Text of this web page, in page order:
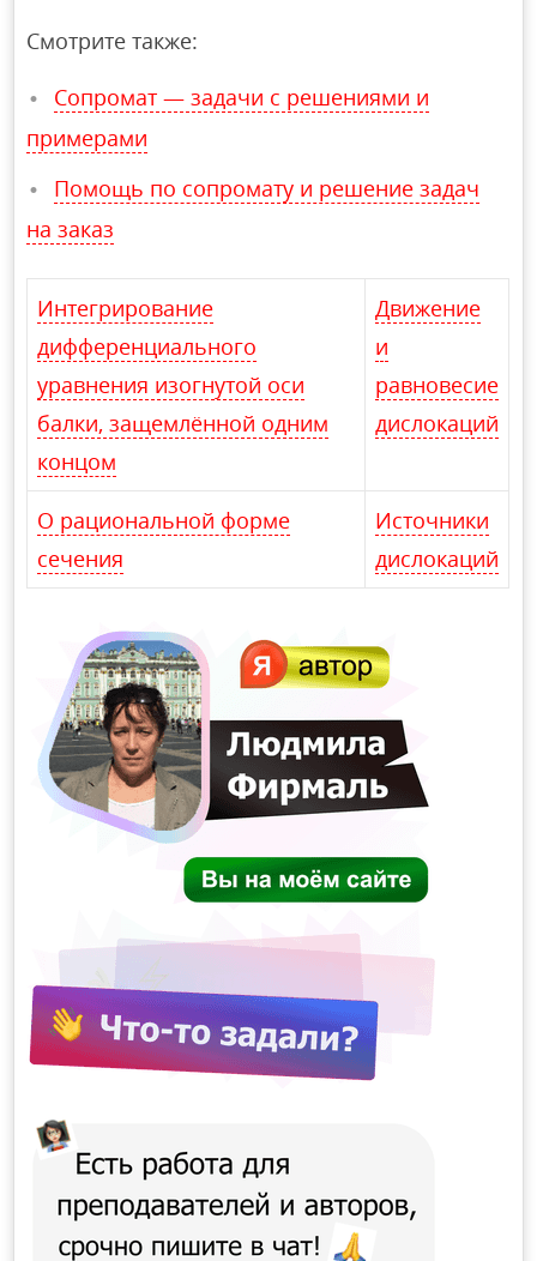
Смотрите также:
Сопромат — задачи с решениями и
примерами
Помощь по сопромату и решение задач
на заказ
Интегрирование
дифференциального
уравнения изогнутой оси
балки, защемлённой одним
концом
Движение
и
равновесие
дислокаций
О рациональной форме
сечения
Источники
дислокаций